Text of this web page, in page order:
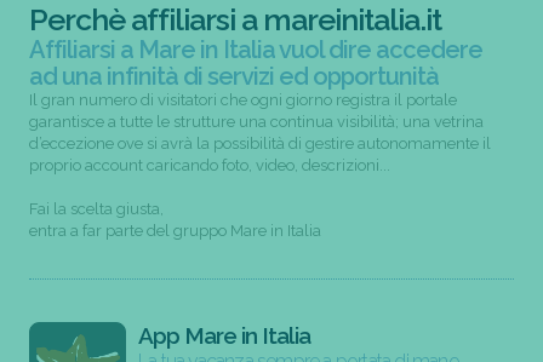
Perchè affiliarsi a mareinitalia.it
Affiliarsi a Mare in Italia vuol dire accedere
ad una infinità di servizi ed opportunità
Il gran numero di visitatori che ogni giorno registra il portale
garantisce a tutte le strutture una continua visibilità; una vetrina
d’eccezione ove si avrà la possibilità di gestire autonomamente il
proprio account caricando foto, video, descrizioni...
Fai la scelta giusta,
entra a far parte del gruppo Mare in Italia
App Mare in Italia